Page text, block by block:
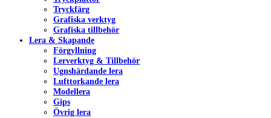
Tryckfärg
Grafiska verktyg
Grafiska tillbehör
Lera & Skapande
Förgyllning
Lerverktyg & Tillbehör
Ugnshärdande lera
Lufttorkande lera
Modellera
Gips
Övrig lera